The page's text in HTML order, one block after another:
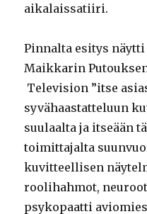
aikalaissatiiri.
Pinnalta esitys
Maikkarin
Television ”itse
syvähaastatteluun
suulaalta ja itseään
toimittajalta
kuvitteellisen
roolihahmot,
psykopaatti